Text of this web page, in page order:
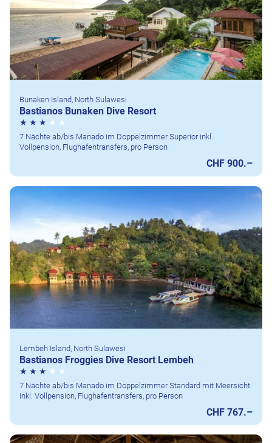
Bunaken Island, North Sulawesi
Bastianos Bunaken Dive Resort
7 Nächte ab/bis Manado im Doppelzimmer Superior inkl.
Vollpension, Flughafentransfers, pro Person
CHF 900.–
Lembeh Island, North Sulawesi
Bastianos Froggies Dive Resort Lembeh
7 Nächte ab/bis Manado im Doppelzimmer Standard mit Meersicht
inkl. Vollpension, Flughafentransfers, pro Person
CHF 767.–